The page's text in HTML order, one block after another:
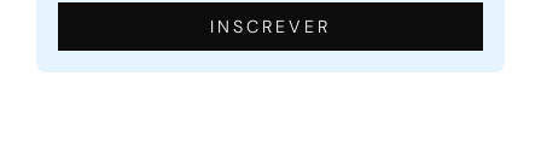
INSCREVER